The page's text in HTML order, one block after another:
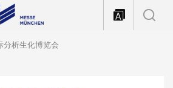
分析生化博览会